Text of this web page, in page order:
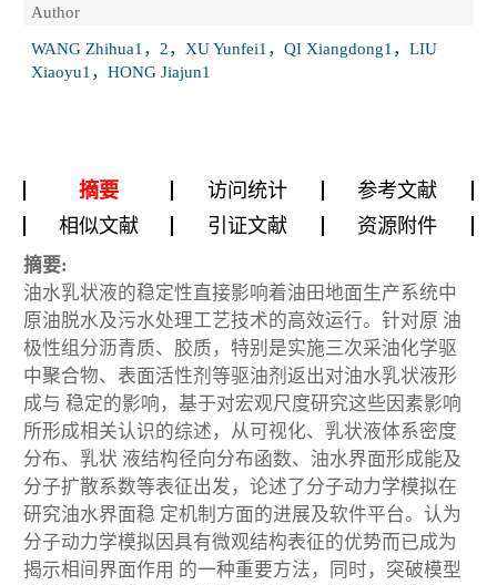
Author
WANG Zhihua1，2，XU Yunfei1，QI Xiangdong1，LIU
Xiaoyu1，HONG Jiajun1
摘要 访问统计
参考文献
相似文献
引证文献 资源附件
摘要:
油水乳状液的稳定性直接影响着油田地面生产系统中
原油脱水及污水处理工艺技术的高效运行。针对原 油
极性组分沥青质、胶质，特别是实施三次采油化学驱
中聚合物、表面活性剂等驱油剂返出对油水乳状液形
成与 稳定的影响，基于对宏观尺度研究这些因素影响
所形成相关认识的综述，从可视化、乳状液体系密度
分布、乳状 液结构径向分布函数、油水界面形成能及
分子扩散系数等表征出发，论述了分子动力学模拟在
研究油水界面稳 定机制方面的进展及软件平台。认为
分子动力学模拟因具有微观结构表征的优势而已成为
揭示相间界面作用 的一种重要方法，同时，突破模型